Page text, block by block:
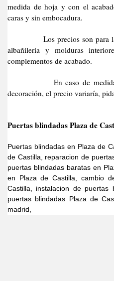
medida de hoja y con el
caras y sin embocadura.
Los precios son para la
albañileria y molduras
complementos de acabado.
En caso de medidas
decoración, el precio variaría,
Puertas blindadas Plaza de
Puertas blindadas en Plaza de
de Castilla, reparacion de
puertas blindadas baratas en
en Plaza de Castilla, cambio
Castilla, instalacion de puertas
puertas blindadas Plaza de
madrid,